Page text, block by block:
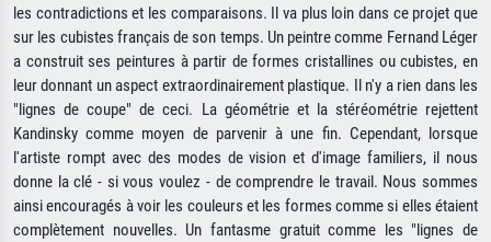
les contradictions et les comparaisons. Il va plus loin dans ce projet que
sur les cubistes français de son temps. Un peintre comme Fernand Léger
a construit ses peintures à partir de formes cristallines ou cubistes, en
leur donnant un aspect extraordinairement plastique. Il n'y a rien dans les
"lignes de coupe" de ceci. La géométrie et la stéréométrie rejettent
Kandinsky comme moyen de parvenir à une fin. Cependant, lorsque
l'artiste rompt avec des modes de vision et d'image familiers, il nous
donne la clé - si vous voulez - de comprendre le travail. Nous sommes
ainsi encouragés à voir les couleurs et les formes comme si elles étaient
complètement nouvelles. Un fantasme gratuit comme les "lignes de